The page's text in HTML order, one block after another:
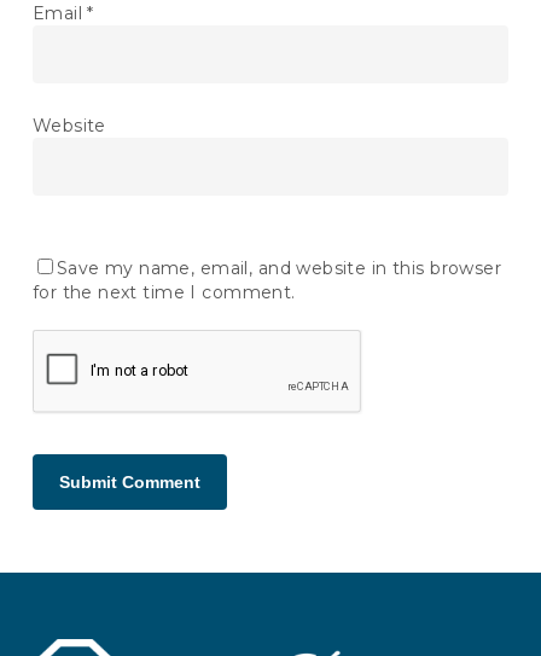
Email*
Website
Save my name, email, and website in this browser
for the next time I comment.